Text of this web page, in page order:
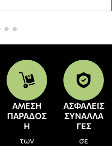
ΑΜΕΣΗ
ΠΑΡΑΔΟΣ
Η
των
ΑΣΦΑΛΕΙΣ
ΣΥΝΑΛΛΑ
ΓΕΣ
σε